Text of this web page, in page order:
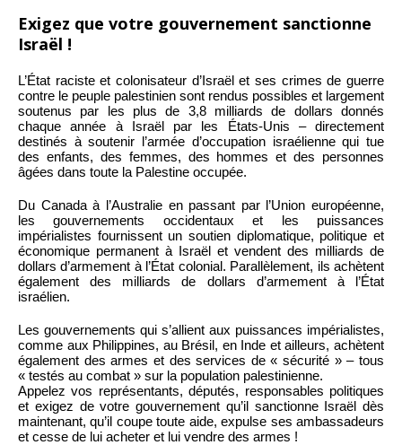
Exigez que votre gouvernement sanctionne
Israël !
L’État raciste et colonisateur d’Israël et ses crimes de guerre
contre le peuple palestinien sont rendus possibles et largement
soutenus par les plus de 3,8 milliards de dollars donnés
chaque année à Israël par les États-Unis – directement
destinés à soutenir l’armée d’occupation israélienne qui tue
des enfants, des femmes, des hommes et des personnes
âgées dans toute la Palestine occupée.
Du Canada à l’Australie en passant par l’Union européenne,
les gouvernements occidentaux et les puissances
impérialistes fournissent un soutien diplomatique, politique et
économique permanent à Israël et vendent des milliards de
dollars d’armement à l’État colonial. Parallèlement, ils achètent
également des milliards de dollars d’armement à l’État
israélien.
Les gouvernements qui s’allient aux puissances impérialistes,
comme aux Philippines, au Brésil, en Inde et ailleurs, achètent
également des armes et des services de « sécurité » – tous
« testés au combat » sur la population palestinienne.
Appelez vos représentants, députés, responsables politiques
et exigez de votre gouvernement qu’il sanctionne Israël dès
maintenant, qu’il coupe toute aide, expulse ses ambassadeurs
et cesse de lui acheter et lui vendre des armes !